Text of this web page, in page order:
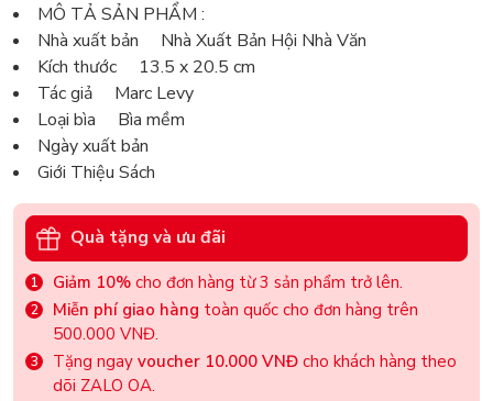
MÔ TẢ SẢN PHẨM :
Nhà xuất bản Nhà Xuất Bản Hội Nhà Văn
Kích thước 13.5 x 20.5 cm
Tác giả Marc Levy
Loại bìa Bìa mềm
Ngày xuất bản
Giới Thiệu Sách
Quà tặng và ưu đãi
Giảm 10% cho đơn hàng từ 3 sản phẩm trở lên.
Miễn phí giao hàng toàn quốc cho đơn hàng trên
500.000 VNĐ.
Tặng ngay voucher 10.000 VNĐ cho khách hàng theo
dõi ZALO OA.